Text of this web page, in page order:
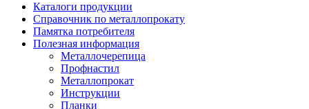
Каталоги продукции
Справочник по металлопрокату
Памятка потребителя
Полезная информация
Металлочерепица
Профнастил
Металлопрокат
Инструкции
Планки